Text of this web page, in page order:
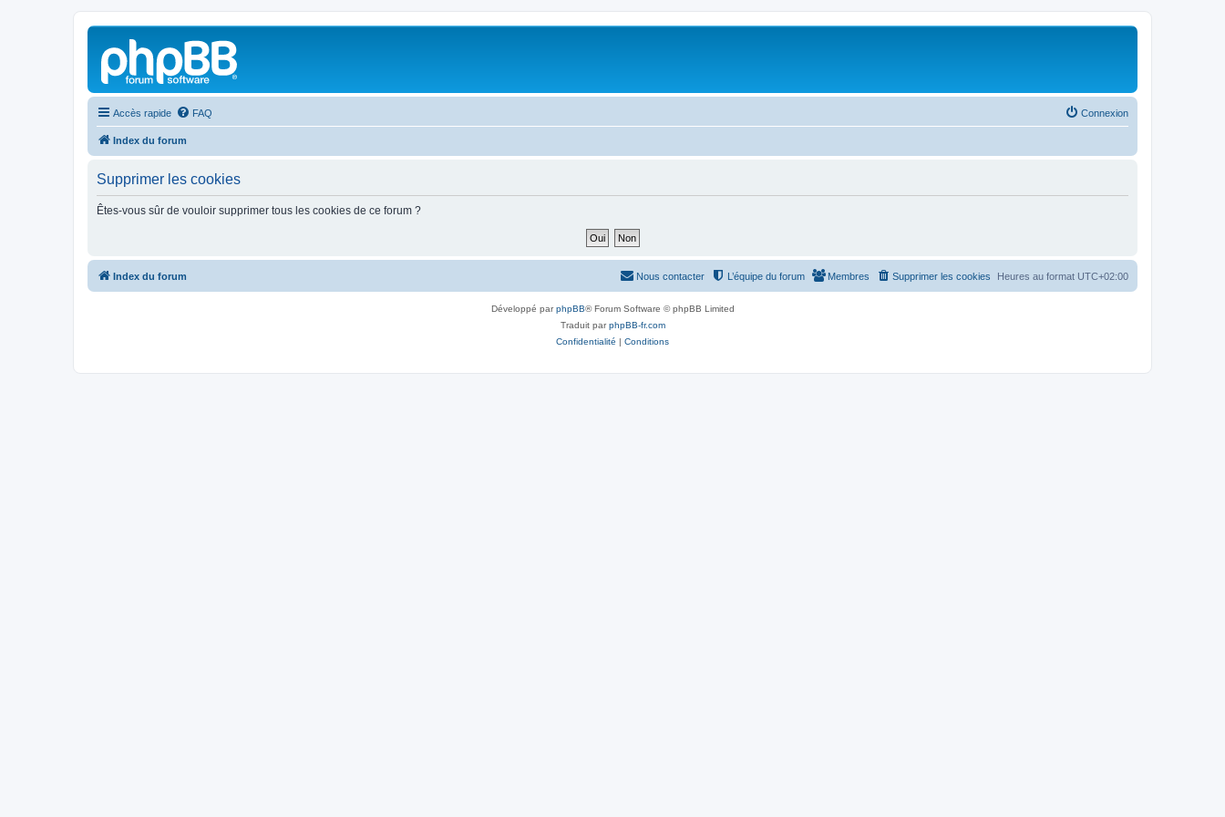
Accès rapide FAQ Connexion
Index du forum
Supprimer les cookies
Êtes-vous sûr de vouloir supprimer tous les cookies de ce forum ?
Index du forum Heures au format UTC+02:00
Supprimer les cookies
Membres
L’équipe du forum
Nous contacter
Développé parphpBB® Forum Software © phpBB Limited
Traduit parphpBB-fr.com
Confidentialité | Conditions